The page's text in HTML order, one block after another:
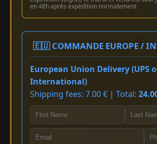
en 48h après expédition normalement
🇪🇺 COMMANDE EUROPE /
European Union Delivery (UPS
International)
Shipping fees: 7.00 € | Total: